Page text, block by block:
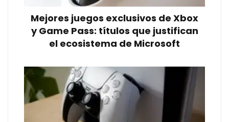
Mejores juegos exclusivos de Xbox
y Game Pass: títulos que justifican
el ecosistema de Microsoft